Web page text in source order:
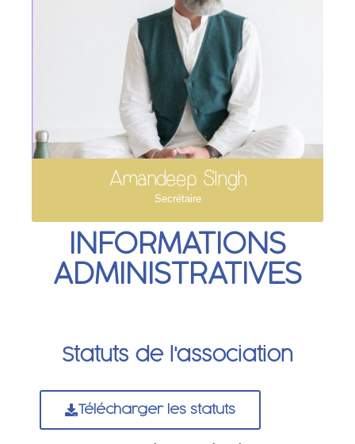
Amandeep SIngh
Secrétaire
INFORMATIONS
ADMINISTRATIVES
Statuts de l'association
Télécharger les statuts